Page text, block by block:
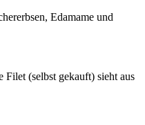
Edamame und
Filet (selbst gekauft) sieht aus